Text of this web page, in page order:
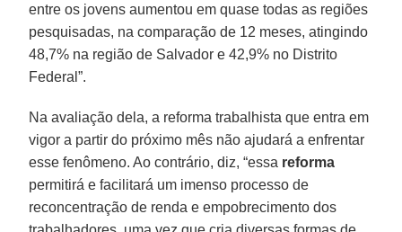
entre os jovens aumentou em quase todas as regiões
pesquisadas, na comparação de 12 meses, atingindo
48,7% na região de Salvador e 42,9% no Distrito
Federal”.
Na avaliação dela, a reforma trabalhista que entra em
vigor a partir do próximo mês não ajudará a enfrentar
esse fenômeno. Ao contrário, diz, “essa reforma
permitirá e facilitará um imenso processo de
reconcentração de renda e empobrecimento dos